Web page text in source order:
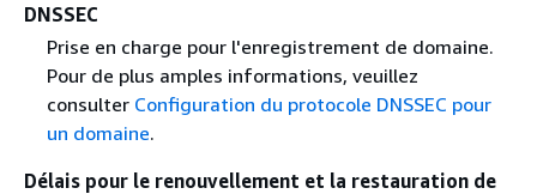
DNSSEC
Prise en charge pour l'enregistrement de domaine.
Pour de plus amples informations, veuillez
consulter Configuration du protocole DNSSEC pour
un domaine.
Délais pour le renouvellement et la restauration de